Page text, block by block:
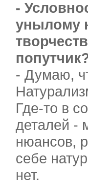
-
унылому
- Думаю,
Где-то в
деталей -
нюансов,
себе
нет.